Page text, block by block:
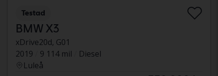
Testad
BMW X3
xDrive20d, G01
2019
9 114 mil
Diesel
Luleå